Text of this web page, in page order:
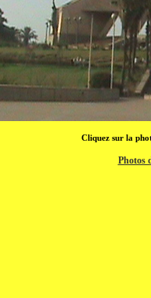
Cliquez sur la
Photos